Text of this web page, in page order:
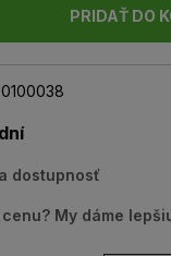
PRIDAŤ DO
dostupnosť
My dáme